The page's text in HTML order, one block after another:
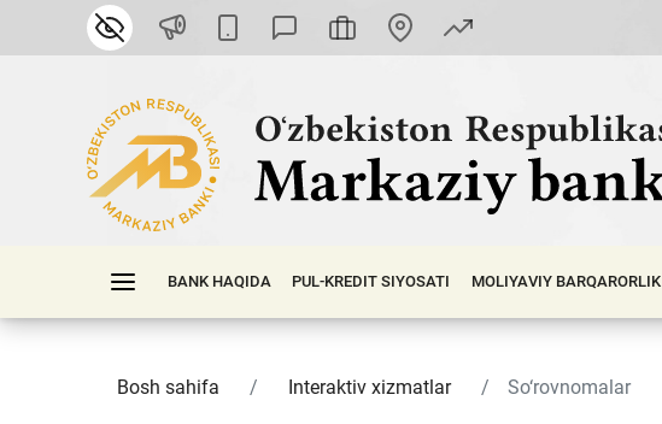
BANK HAQIDA PUL-KREDIT SIYOSATI MOLIYAVIY BАRQАRОRLIK
Bosh sahifa Interaktiv xizmatlar So‘rovnomalar